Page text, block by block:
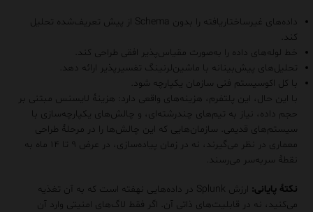
داده‌های غیرساختاریافته را بدون Schema از پیش تعریف‌شده تحلیل
کند.
خط لوله‌های داده را به‌صورت مقیاس‌پذیر افقی طراحی کند.
تحلیل‌های پیش‌بینانه با ماشین‌لرنینگ تفسیرپذیر ارائه دهد.
با کل اکوسیستم فنی سازمان یکپارچه شود.
با این حال، این پلتفرم، هزینه‌های واقعی دارد: هزینهٔ لایسنس مبتنی بر
حجم داده، نیاز به تیم‌های چندرشته‌ای، و چالش‌های یکپارچه‌سازی با
سیستم‌های قدیمی. سازمان‌هایی که این چالش‌ها را در مرحلهٔ طراحی
معماری در نظر می‌گیرند، نه در زمان پیاده‌سازی، در عرض ۹ تا ۱۴ ماه به
نقطهٔ سربه‌سر می‌رسند.
نکتهٔ پایانی:
ارزش Splunk در داده‌هایی نهفته است که به آن تغذیه
می‌کنید، نه در قابلیت‌های ذاتی آن. اگر فقط لاگ‌های امنیتی وارد آن